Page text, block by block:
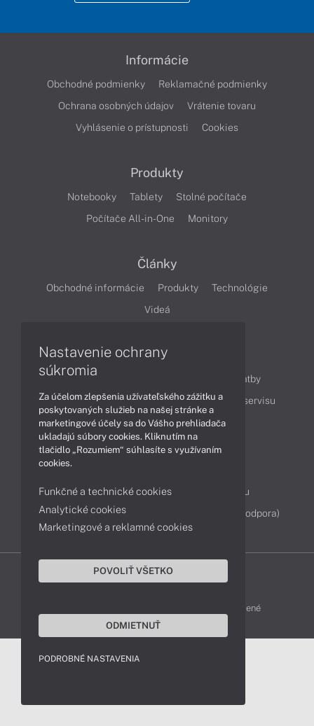
Informácie
Obchodné podmienky
Reklamačné podmienky
Ochrana osobných údajov
Vrátenie tovaru
Vyhlásenie o prístupnosti
Cookies
Produkty
Notebooky Tablety
Stolné počítače
Počítače All-in-One
Monitory
Články
Obchodné informácie Produkty
Technológie
Videá
Obsah
Ako nakupovať
Možnosti doručenia a platby
Podpora a servis
Servisné služby Cenník servisu
Kontakty
Servisné oddelenie
Reklamácia tovaru
Diagnostiky online
TeamViewer (vzdialená podpora)
DELL-SHOP © 2011 - 2026 Všetky práva vyhradené
Nastavenie ochrany
súkromia
Za účelom zlepšenia užívateľského zážitku a
poskytovaných služieb na našej stránke a
marketingové účely sa do Vášho prehliadača
ukladajú súbory cookies. Kliknutím na
tlačidlo „Rozumiem“ súhlasíte s využívaním
cookies.
Funkčné a technické cookies
Analytické cookies
Marketingové a reklamné cookies
POVOLIŤ VŠETKO
ODMIETNUŤ
PODROBNÉ NASTAVENIA